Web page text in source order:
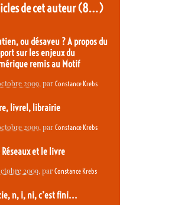
de cet auteur(8…)
ou désaveu ? A propos du
sur les enjeux du
remis au Motif
2009, par Constance Krebs
livrel, librairie
2009, par Constance Krebs
Réseaux et le livre
2009, par Constance Krebs
n, i, ni, c’est fini...